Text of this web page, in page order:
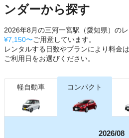
ンダーから探す
2026年8月の三河一宮駅（愛知県）の
¥7,150〜ご用意しています。
レンタルする日数やプランにより料金
ご利用日をお選びください。
軽自動車 コンパクト
2026/08